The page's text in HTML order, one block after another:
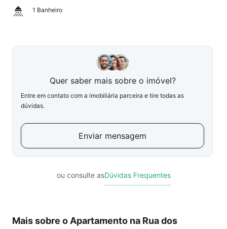
1 Banheiro
Quer saber mais sobre o imóvel?
Entre em contato com a imobiliária parceira e tire todas as
dúvidas.
Enviar mensagem
ou consulte asDúvidas Frequentes
Mais sobre o Apartamento na Rua dos